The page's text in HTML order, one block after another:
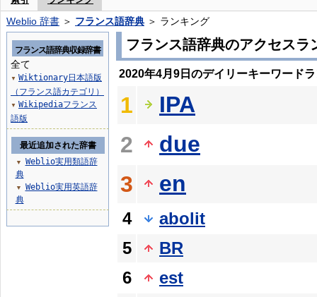
Weblio 辞書 ＞ フランス語辞典 ＞ ランキング
フランス語辞典のアクセスラ
2020年4月9日のデイリーキーワード
1
IPA
2
due
3
en
4
abolit
5
BR
6
est
フランス語辞典収録辞書
全て
▼ Wiktionary日本語版
（フランス語カテゴリ）
▼ Wikipediaフランス
語版
最近追加された辞書
▼
Weblio実用類語辞
典
▼
Weblio実用英語辞
典